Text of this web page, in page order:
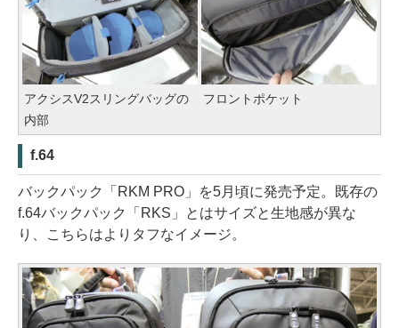
アクシスV2スリングバッグの
内部
フロントポケット
f.64
バックパック「RKM PRO」を5月頃に発売予定。既存の
f.64バックパック「RKS」とはサイズと生地感が異な
り、こちらはよりタフなイメージ。